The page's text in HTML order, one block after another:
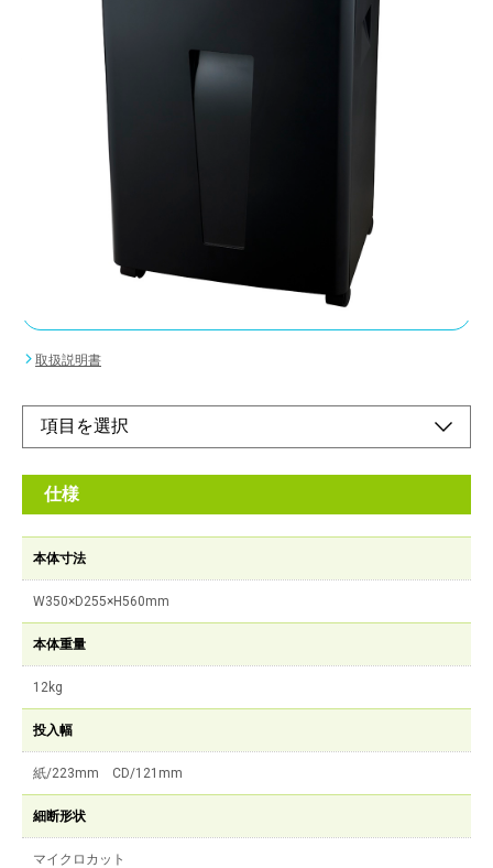
細かく刻めるマイクロカットのハイセキュリティ
ーシュレッダ。しっかりたっぷり使えるスモール
オフィス用。
メーカー希望小売価格：
+ 税
耳障りな音がしない静音設計
たっぷり細断できる連続使用10分
取扱説明書
仕様
本体寸法
W350×D255×H560mm
本体重量
12kg
投入幅
紙/223mm CD/121mm
細断形状
マイクロカット